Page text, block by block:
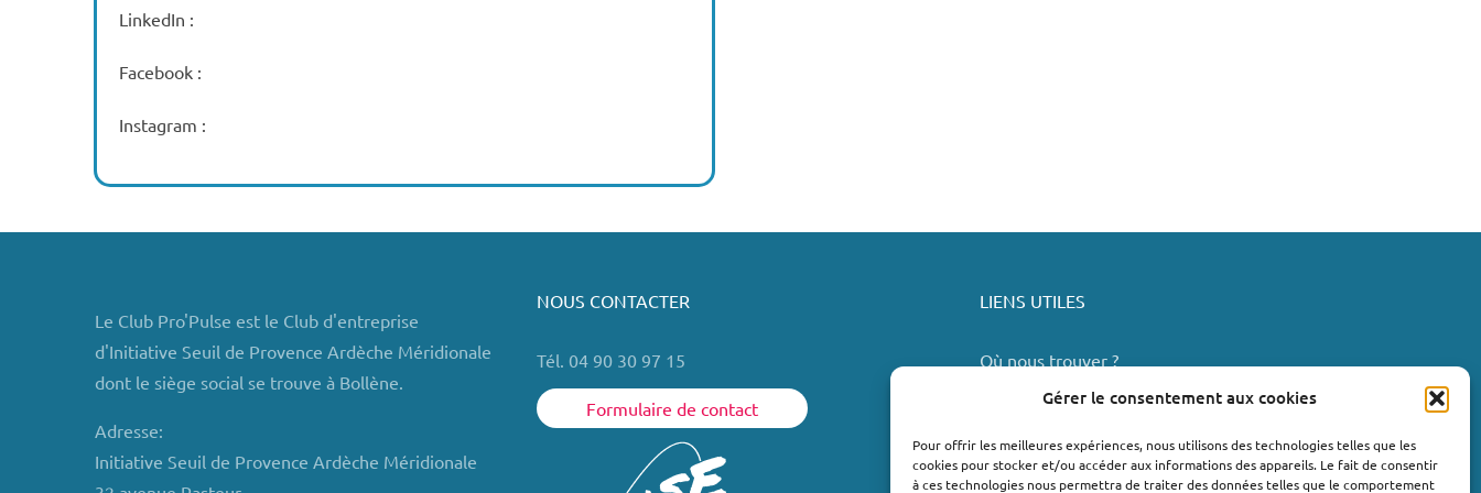
Gérer le consentement aux cookies
Pour offrir les meilleures expériences, nous utilisons des technologies telles que les
cookies pour stocker et/ou accéder aux informations des appareils. Le fait de consentir
à ces technologies nous permettra de traiter des données telles que le comportement
LinkedIn :
Facebook :
Instagram :
Le Club Pro'Pulse est le Club d'entreprise
d'Initiative Seuil de Provence Ardèche Méridionale
dont le siège social se trouve à Bollène.
Adresse:
Initiative Seuil de Provence Ardèche Méridionale
NOUS CONTACTER
Tél. 04 90 30 97 15
Formulaire de contact
LIENS UTILES
Où nous trouver ?
Valréas
Le Teil